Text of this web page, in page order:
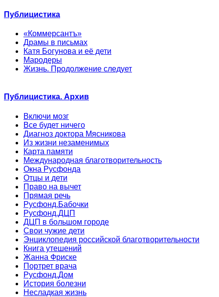
Публицистика
«Коммерсантъ»
Драмы в письмах
Катя Богунова и её дети
Мародеры
Жизнь. Продолжение следует
Публицистика. Архив
Включи мозг
Все будет ничего
Диагноз доктора Мясникова
Из жизни незаменимых
Карта памяти
Международная благотворительность
Окна Русфонда
Отцы и дети
Право на вычет
Прямая речь
Русфонд.Бабочки
Русфонд.ДЦП
ДЦП в большом городе
Свои чужие дети
Энциклопедия российской благотворительности
Книга утешений
Жанна Фриске
Портрет врача
Русфонд.Дом
История болезни
Несладкая жизнь